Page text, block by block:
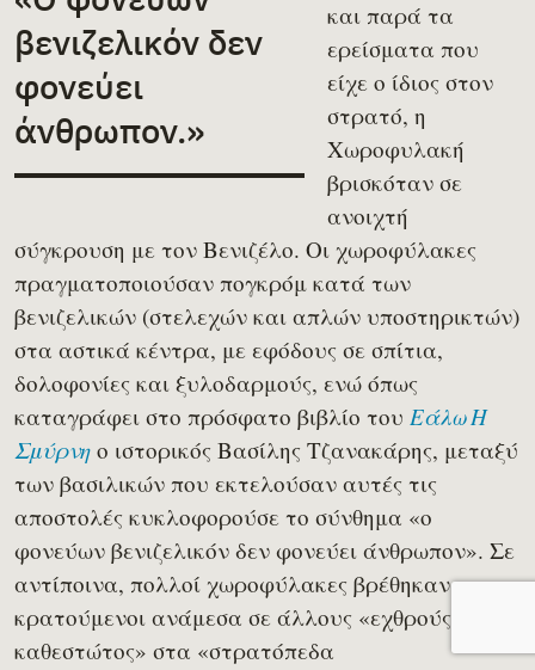
βενιζελικόν δεν
φονεύει
άνθρωπον.»
και παρά τα
ερείσματα που
είχε ο ίδιος στον
στρατό, η
Χωροφυλακή
βρισκόταν σε
ανοιχτή
σύγκρουση με τον Βενιζέλο. Οι χωροφύλακες
πραγματοποιούσαν πογκρόμ κατά των
βενιζελικών (στελεχών και απλών υποστηρικτών)
στα αστικά κέντρα, με εφόδους σε σπίτια,
δολοφονίες και ξυλοδαρμούς, ενώ όπως
καταγράφει στο πρόσφατο βιβλίο του Εάλω Η
Σμύρνη ο ιστορικός Βασίλης Τζανακάρης, μεταξύ
των βασιλικών που εκτελούσαν αυτές τις
αποστολές κυκλοφορούσε το σύνθημα «ο
φονεύων βενιζελικόν δεν φονεύει άνθρωπον». Σε
αντίποινα, πολλοί χωροφύλακες βρέθηκαν
κρατούμενοι ανάμεσα σε άλλους «εχθρούς του
καθεστώτος» στα «στρατόπεδα